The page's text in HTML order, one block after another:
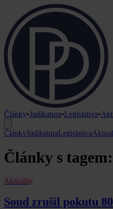
Články•Judikatura•Legislativa•
ČlánkyJudikaturaLegislativa
Články s
Aktuality
Soud zrušil pokutu